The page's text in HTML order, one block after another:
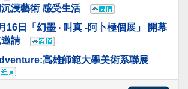
沉浸藝術 感受生活
16日「幻墨 ‧ 叫真 -阿卜極個展」 開幕
邀請
高雄師範大學美術系聯展